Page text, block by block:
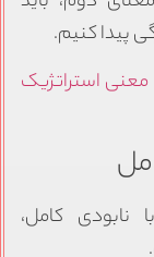
پیدا کنیم.
معنی استراتژیک
نابودی کامل،